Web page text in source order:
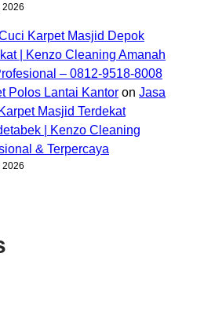
2026
Karpet Masjid Depok
| Kenzo Cleaning Amanah
– 0812-9518-8008
Polos Lantai Kantor on Jasa
Masjid Terdekat
| Kenzo Cleaning
& Terpercaya
2026